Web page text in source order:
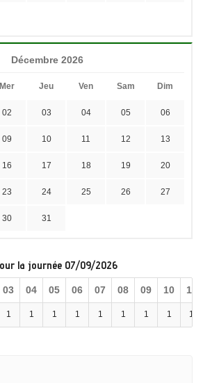
Décembre 2026
Mer Jeu Ven Sam Dim
02 03 04 05 06
09 10 11 12 13
16 17 18 19 20
23 24 25 26 27
30 31
la journée 07/09/2026
03 04 05 06 07 08 09 10 11
1 1 1 1 1 1 1 1 1